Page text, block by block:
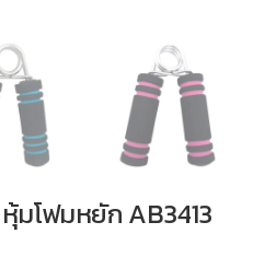
มโฟมหยัก AB3413